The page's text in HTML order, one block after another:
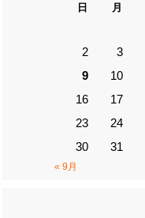
日 月
2
3
9
10
16
17
23
24
30
31
« 9月